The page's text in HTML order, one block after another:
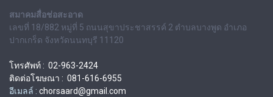
สมาคมสื่อช่อสะอาด
เลขที่ 18/882 หมู่ที่ 5 ถนนสุขาประชาสรรค์ 2 ตำบลบางพูด อำเภอ
ปากเกร็ด จังหวัดนนทบุรี 11120
โทรศัพท์ : 02-963-2424
ติดต่อโฆษณา : 081-616-6955
อีเมลล์ : chorsaard@gmail.com